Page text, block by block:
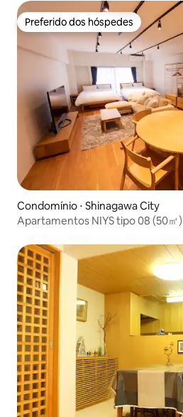
Preferido dos hóspedes
Preferido dos hóspedes
Condomínio ⋅ Shinagawa City
Apartamentos NIYS tipo 08 (50㎡)